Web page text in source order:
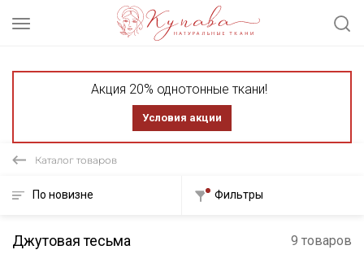
Акция 20% однотонные ткани!
Условия акции
Каталог товаров
По новизне Фильтры
Джутовая тесьма 9 товаров